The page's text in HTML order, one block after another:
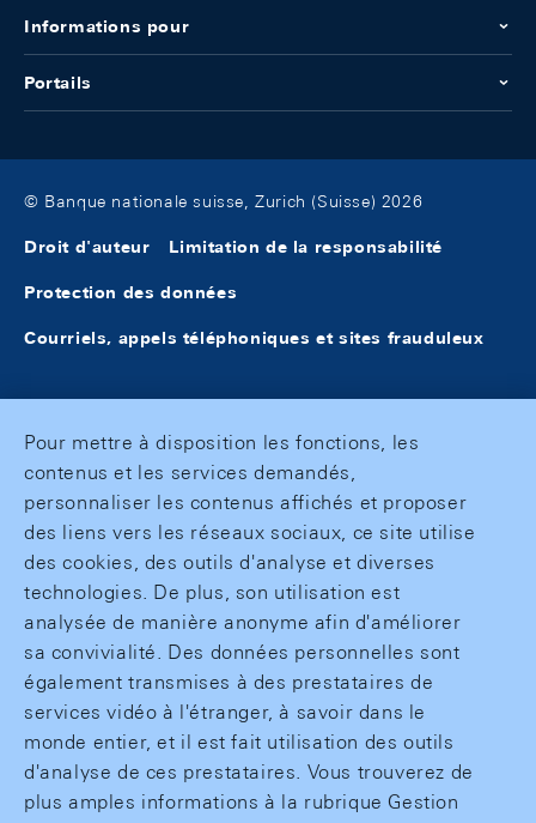
Informations pour
Portails
© Banque nationale suisse, Zurich (Suisse) 2026
Droit d'auteur Limitation de la responsabilité
Protection des données
Courriels, appels téléphoniques et sites frauduleux
Pour mettre à disposition les fonctions, les
contenus et les services demandés,
personnaliser les contenus affichés et proposer
des liens vers les réseaux sociaux, ce site utilise
des cookies, des outils d'analyse et diverses
technologies. De plus, son utilisation est
analysée de manière anonyme afin d'améliorer
sa convivialité. Des données personnelles sont
également transmises à des prestataires de
services vidéo à l'étranger, à savoir dans le
monde entier, et il est fait utilisation des outils
d'analyse de ces prestataires. Vous trouverez de
plus amples informations à la rubrique Gestion